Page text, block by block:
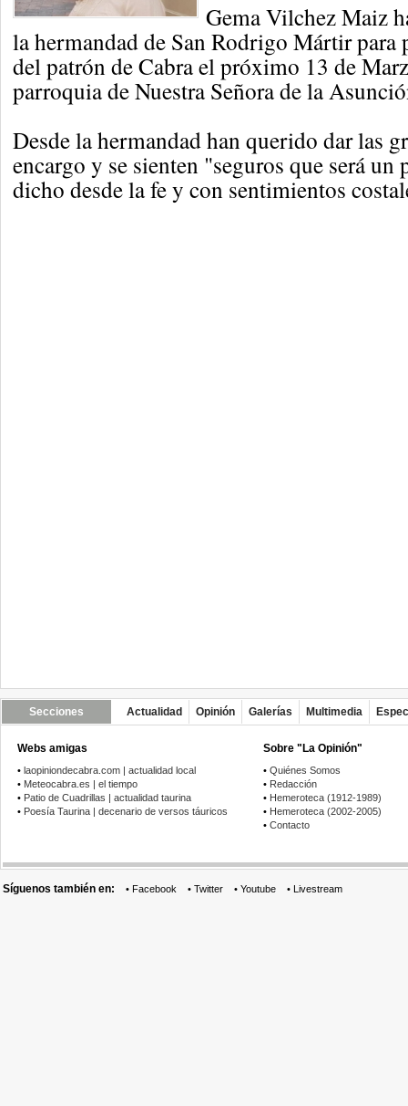
Gema Vilchez Maiz
la hermandad de San Rodrigo Mártir para
del patrón de Cabra el próximo 13 de
parroquia de Nuestra Señora de la
Desde la hermandad han querido dar las
encargo y se sienten "seguros que será un
dicho desde la fe y con sentimientos
Secciones Actualidad Opinión Galerías Multimedia
Webs amigas
• laopiniondecabra.com | actualidad local
• Meteocabra.es | el tiempo
• Patio de Cuadrillas | actualidad taurina
• Poesía Taurina | decenario de versos táuricos
Sobre "La Opinión"
• Quiénes Somos
• Redacción
• Hemeroteca (1912-1989)
• Hemeroteca (2002-2005)
• Contacto
Síguenos también en: • Facebook • Twitter • Youtube • Livestream